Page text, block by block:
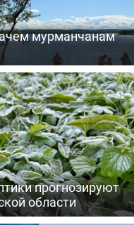
мурманчанам
прогнозируют
области